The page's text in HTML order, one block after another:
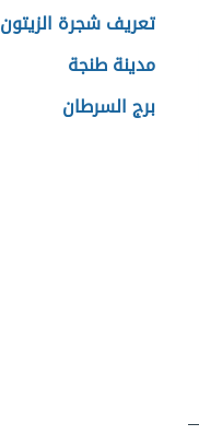
تعريف شجرة الزيتون
مدينة طنجة
برج السرطان